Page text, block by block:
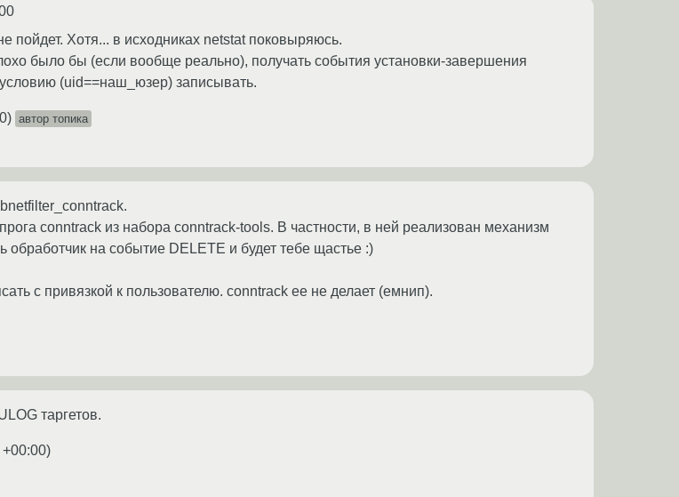
пойдет. Хотя... в исходниках netstat поковыряюсь.
было бы (если вообще реально), получать события установки-завершения
(uid==наш_юзер) записывать.
) автор топика
conntrack из набора conntrack-tools. В частности, в ней реализован механизм
обработчик на событие DELETE и будет тебе щастье :)
с привязкой к пользователю. conntrack ее не делает (емнип).
таргетов.
)